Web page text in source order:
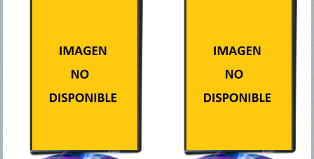
El director de Ases
Calientes te introduce en el
conductor de limusinas de
Hollywood con un pasado
oscuro. Cuando Stretch
necesita conseguir dinero
Tras varios años de trabajo
de investigación de la CIA,
prisioneros detenidos en
Afganistán, y gracias sobre
todo a la perserverancia y
decisión de la agente